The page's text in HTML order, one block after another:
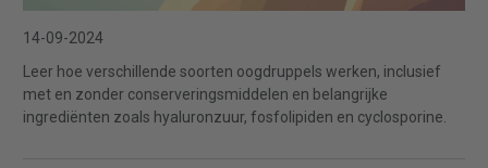
14-09-2024
Leer hoe verschillende soorten oogdruppels werken, inclusief
met en zonder conserveringsmiddelen en belangrijke
ingrediënten zoals hyaluronzuur, fosfolipiden en cyclosporine.